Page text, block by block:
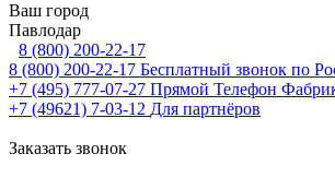
Ваш город
Павлодар
8 (800) 200-22-17
8 (800) 200-22-17 Бесплатный звонок по
+7 (495) 777-07-27 Прямой Телефон
+7 (49621) 7-03-12 Для партнёров
Заказать звонок